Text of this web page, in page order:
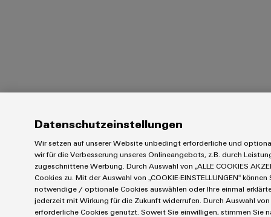
Datenschutzeinstellungen
Wir setzen auf unserer Website unbedingt erforderliche und
wir für die Verbesserung unseres Onlineangebots, z.B. durch
zugeschnittene Werbung. Durch Auswahl von „ALLE COOKIES
Cookies zu. Mit der Auswahl von „COOKIE-EINSTELLUNGEN“
notwendige / optionale Cookies auswählen oder Ihre einmal
jederzeit mit Wirkung für die Zukunft widerrufen. Durch Auswahl
erforderliche Cookies genutzt. Soweit Sie einwilligen, stimmen Sie